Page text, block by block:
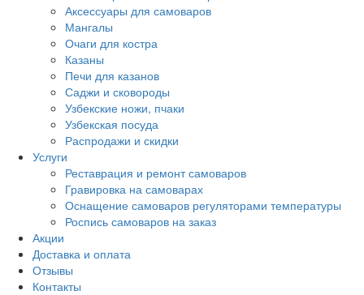
Аксессуары для самоваров
Мангалы
Очаги для костра
Казаны
Печи для казанов
Саджи и сковороды
Узбекские ножи, пчаки
Узбекская посуда
Распродажи и скидки
Услуги
Реставрация и ремонт самоваров
Гравировка на самоварах
Оснащение самоваров регуляторами температуры
Роспись самоваров на заказ
Акции
Доставка и оплата
Отзывы
Контакты